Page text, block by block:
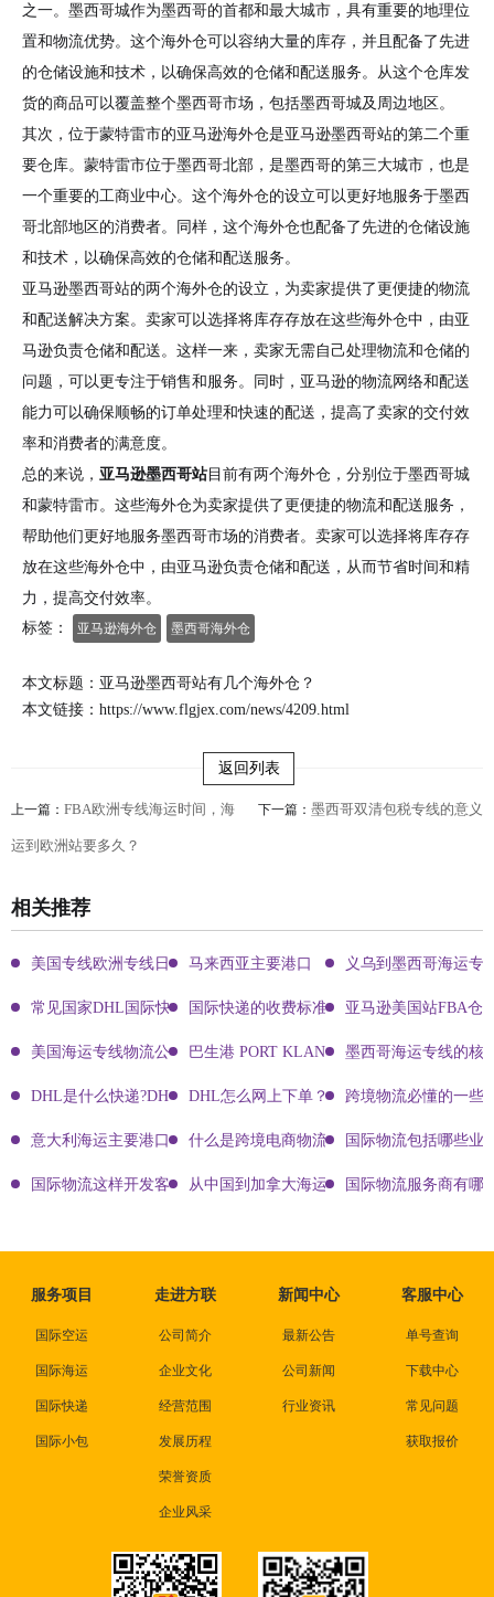
之一。墨西哥城作为墨西哥的首都和最大城市，具有重要的地理位
置和物流优势。这个海外仓可以容纳大量的库存，并且配备了先进
的仓储设施和技术，以确保高效的仓储和配送服务。从这个仓库发
货的商品可以覆盖整个墨西哥市场，包括墨西哥城及周边地区。
其次，位于蒙特雷市的亚马逊海外仓是亚马逊墨西哥站的第二个重
要仓库。蒙特雷市位于墨西哥北部，是墨西哥的第三大城市，也是
一个重要的工商业中心。这个海外仓的设立可以更好地服务于墨西
哥北部地区的消费者。同样，这个海外仓也配备了先进的仓储设施
和技术，以确保高效的仓储和配送服务。
亚马逊墨西哥站的两个海外仓的设立，为卖家提供了更便捷的物流
和配送解决方案。卖家可以选择将库存存放在这些海外仓中，由亚
马逊负责仓储和配送。这样一来，卖家无需自己处理物流和仓储的
问题，可以更专注于销售和服务。同时，亚马逊的物流网络和配送
能力可以确保顺畅的订单处理和快速的配送，提高了卖家的交付效
率和消费者的满意度。
总的来说， 亚马逊墨西哥站 目前有两个海外仓，分别位于墨西哥城
和蒙特雷市。这些海外仓为卖家提供了更便捷的物流和配送服务，
帮助他们更好地服务墨西哥市场的消费者。卖家可以选择将库存存
放在这些海外仓中，由亚马逊负责仓储和配送，从而节省时间和精
力，提高交付效率。
标签：
亚马逊海外仓 墨西哥海外仓
本文标题：亚马逊墨西哥站有几个海外仓？
本文链接： https://www.flgjex.com/news/4209.html
返回列表
上一篇： FBA欧洲专线海运时间，海
运到欧洲站要多久？
下一篇： 墨西哥双清包税专线的意义
相关推荐
美国专线欧洲专线日本专线区别马来西亚主要港口 义乌到墨西哥海运专
常见国家DHL国际快递客服热线国际快递的收费标准!四大国际快递的尺寸重
亚马逊美国站FBA仓
美国海运专线物流公司有哪些?巴生港 PORT KLANG 墨西哥海运专线的核
DHL是什么快递?DHL国际快递介绍DHL怎么网上下单？DHL快递寄件有哪些方
跨境物流必懂的一些
意大利海运主要港口有哪些什么是跨境电商物流? 国际物流包括哪些业
国际物流这样开发客户会让你成为销冠从中国到加拿大海运要多久能到达？
国际物流服务商有哪
服务项目
国际空运
国际海运
国际快递
国际小包
走进方联
公司简介
企业文化
经营范围
发展历程
荣誉资质
企业风采
新闻中心
最新公告
公司新闻
行业资讯
客服中心
单号查询
下载中心
常见问题
获取报价